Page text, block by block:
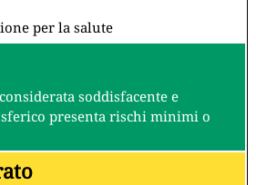
per la salute
soddisfacente e
presenta rischi minimi o